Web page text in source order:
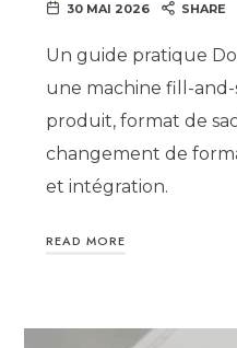
30 MAI 2026 SHARE
Un guide pratique
une machine fill-
produit, format de
changement de
et intégration.
READ MORE